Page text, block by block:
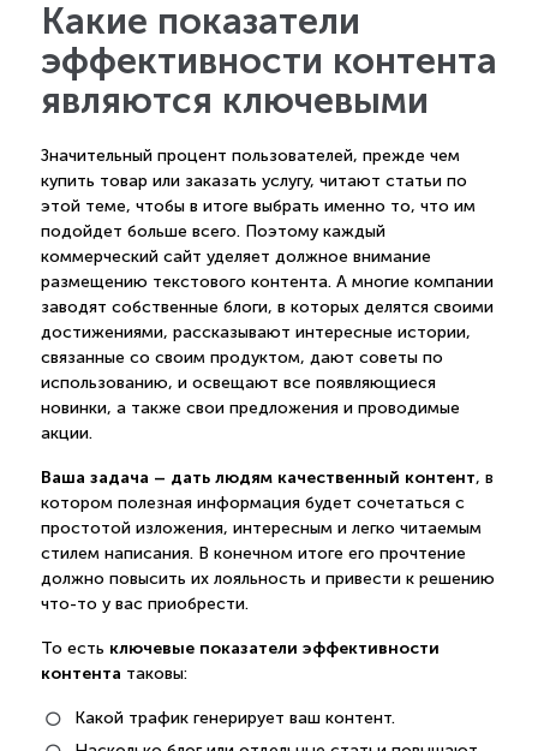
Какие показатели
эффективности контента
являются ключевыми
Значительный процент пользователей, прежде чем
купить товар или заказать услугу, читают статьи по
этой теме, чтобы в итоге выбрать именно то, что им
подойдет больше всего. Поэтому каждый
коммерческий сайт уделяет должное внимание
размещению текстового контента. А многие компании
заводят собственные блоги, в которых делятся своими
достижениями, рассказывают интересные истории,
связанные со своим продуктом, дают советы по
использованию, и освещают все появляющиеся
новинки, а также свои предложения и проводимые
акции.
Ваша задача – дать людям качественный контент, в
котором полезная информация будет сочетаться с
простотой изложения, интересным и легко читаемым
стилем написания. В конечном итоге его прочтение
должно повысить их лояльность и привести к решению
что-то у вас приобрести.
То есть ключевые показатели эффективности
контента таковы:
Какой трафик генерирует ваш контент.